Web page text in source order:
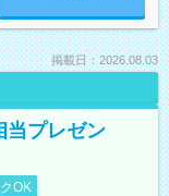
掲載日：2026.08.03
当プレゼン
OK